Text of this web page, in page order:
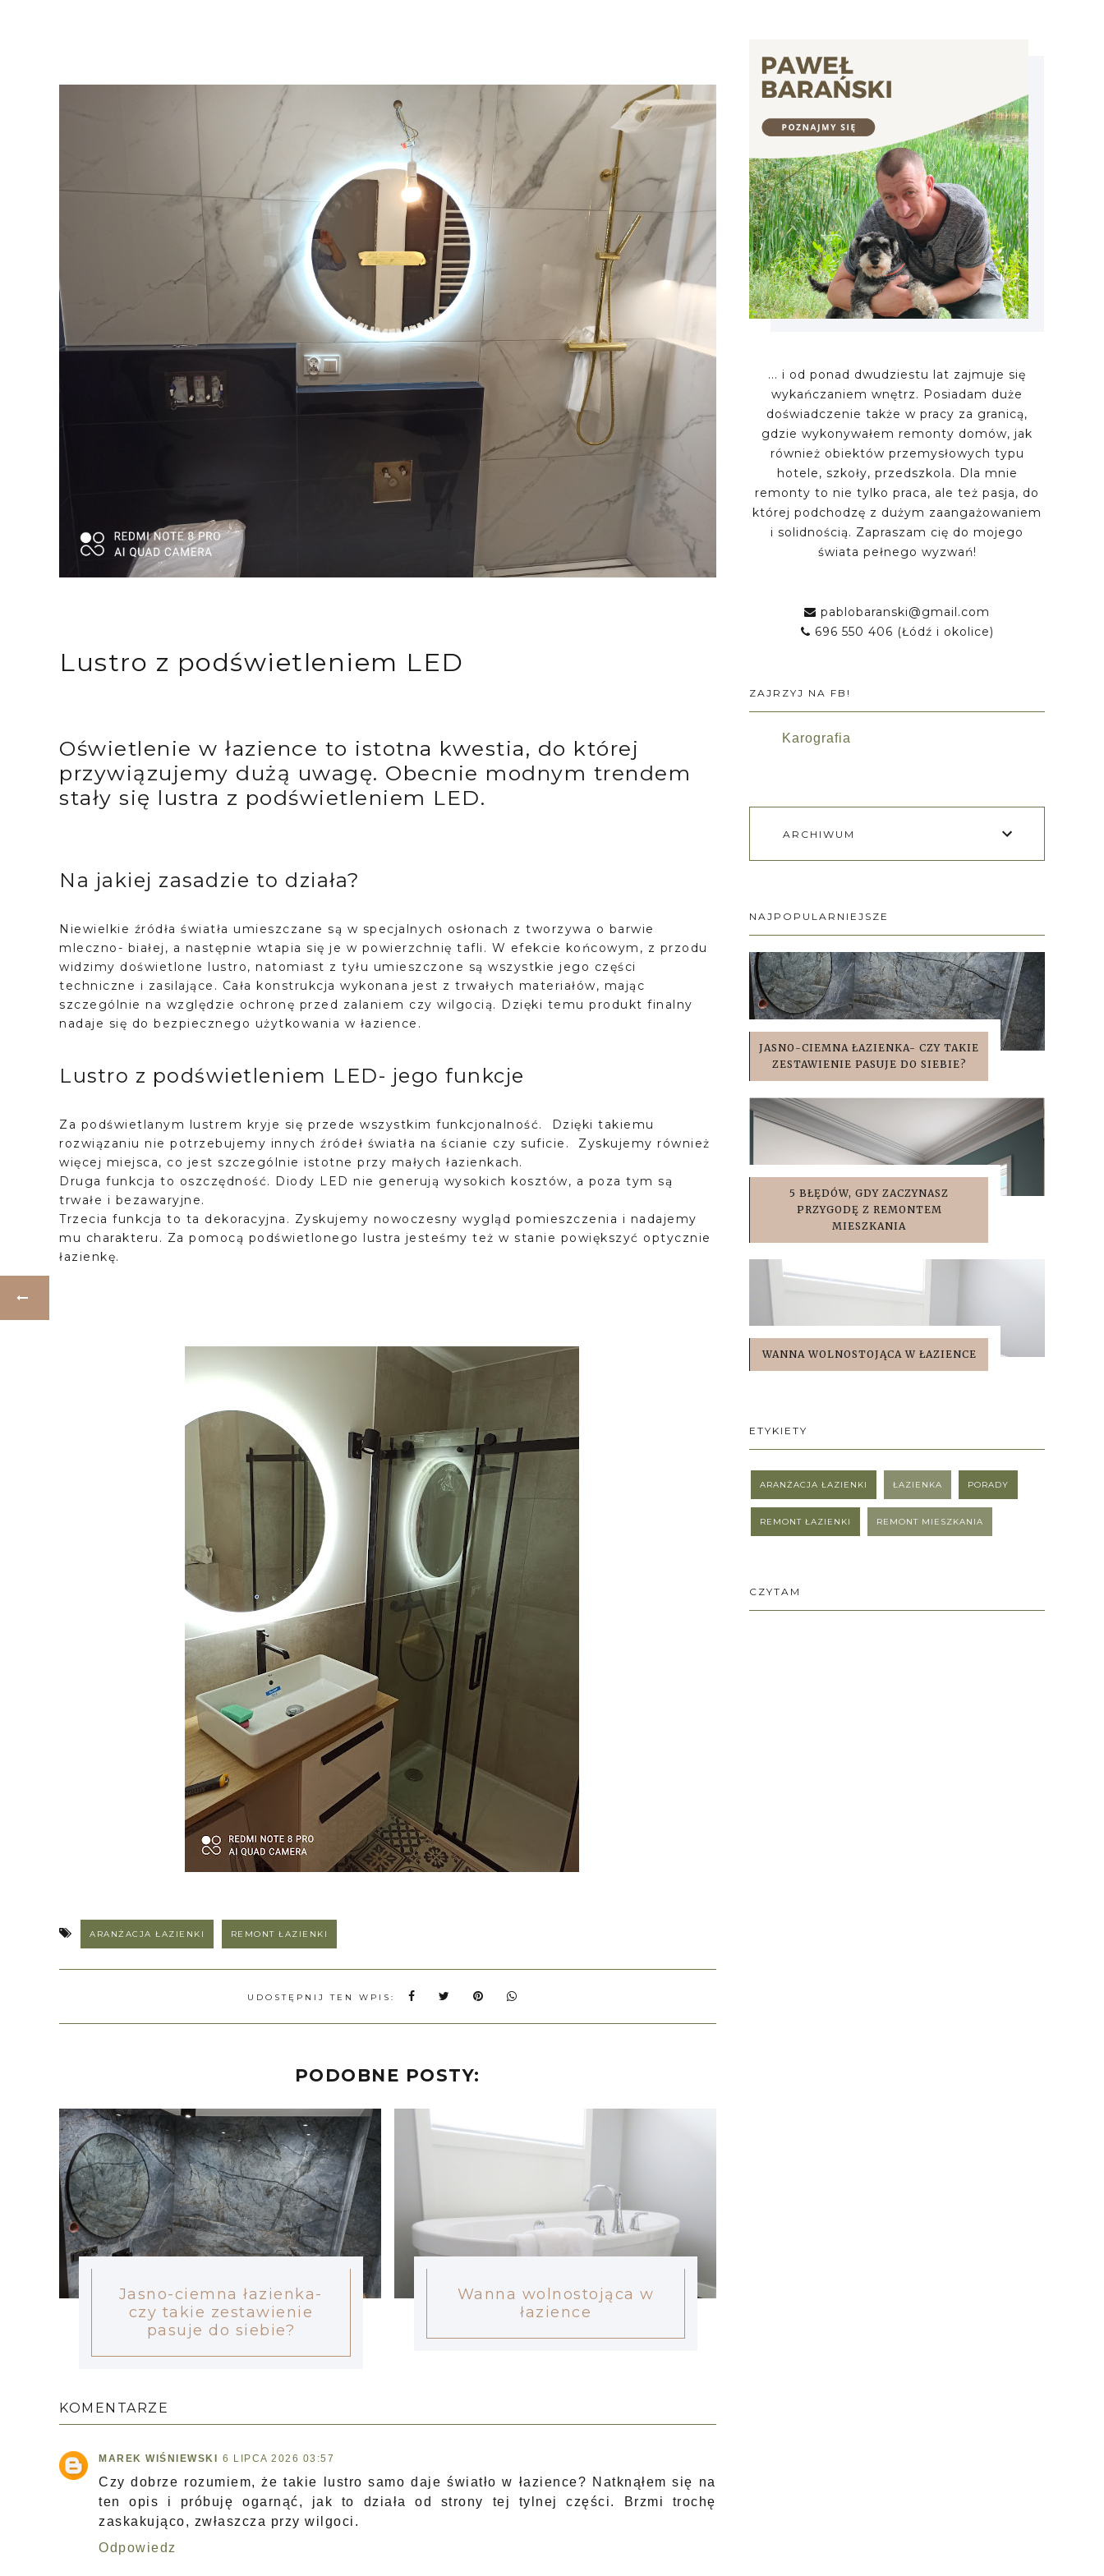
Lustro z podświetleniem LED
Oświetlenie w łazience to istotna kwestia, do której
przywiązujemy dużą uwagę. Obecnie modnym trendem
stały się lustra z podświetleniem LED.
Na jakiej zasadzie to działa?
Niewielkie źródła światła umieszczane są w specjalnych osłonach z tworzywa o barwie
mleczno- białej, a następnie wtapia się je w powierzchnię tafli. W efekcie końcowym, z przodu
widzimy doświetlone lustro, natomiast z tyłu umieszczone są wszystkie jego części
techniczne i zasilające. Cała konstrukcja wykonana jest z trwałych materiałów, mając
szczególnie na względzie ochronę przed zalaniem czy wilgocią. Dzięki temu produkt finalny
nadaje się do bezpiecznego użytkowania w łazience.
Lustro z podświetleniem LED- jego funkcje
Za podświetlanym lustrem kryje się przede wszystkim funkcjonalność. Dzięki takiemu
rozwiązaniu nie potrzebujemy innych źródeł światła na ścianie czy suficie. Zyskujemy również
więcej miejsca, co jest szczególnie istotne przy małych łazienkach.
Druga funkcja to oszczędność. Diody LED nie generują wysokich kosztów, a poza tym są
trwałe i bezawaryjne.
Trzecia funkcja to ta dekoracyjna. Zyskujemy nowoczesny wygląd pomieszczenia i nadajemy
mu charakteru. Za pomocą podświetlonego lustra jesteśmy też w stanie powiększyć optycznie
łazienkę.
ARANŻACJA ŁAZIENKI REMONT ŁAZIENKI
UDOSTĘPNIJ TEN WPIS:
PODOBNE POSTY:
Jasno-ciemna łazienka-
czy takie zestawienie
pasuje do siebie?
Wanna wolnostojąca w
łazience
KOMENTARZE
MAREK WIŚNIEWSKI 6 LIPCA 2026 03:57
Czy dobrze rozumiem, że takie lustro samo daje światło w łazience? Natknąłem się na
ten opis i próbuję ogarnąć, jak to działa od strony tej tylnej części. Brzmi trochę
zaskakująco, zwłaszcza przy wilgoci.
Odpowiedz
... i od ponad dwudziestu lat zajmuje się
wykańczaniem wnętrz. Posiadam duże
doświadczenie także w pracy za granicą,
gdzie wykonywałem remonty domów, jak
również obiektów przemysłowych typu
hotele, szkoły, przedszkola. Dla mnie
remonty to nie tylko praca, ale też pasja, do
której podchodzę z dużym zaangażowaniem
i solidnością. Zapraszam cię do mojego
świata pełnego wyzwań!
pablobaranski@gmail.com
696 550 406 (Łódź i okolice)
ZAJRZYJ NA FB!
Karografia
ARCHIWUM
NAJPOPULARNIEJSZE
JASNO-CIEMNA ŁAZIENKA- CZY TAKIE
ZESTAWIENIE PASUJE DO SIEBIE?
5 BŁĘDÓW, GDY ZACZYNASZ
PRZYGODĘ Z REMONTEM
MIESZKANIA
WANNA WOLNOSTOJĄCA W ŁAZIENCE
ETYKIETY
ARANŻACJA ŁAZIENKI ŁAZIENKA PORADY
REMONT ŁAZIENKI REMONT MIESZKANIA
CZYTAM